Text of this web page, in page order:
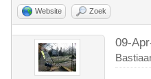
Website Zoek
09-